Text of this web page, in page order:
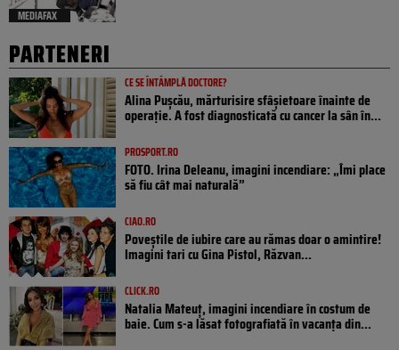
MEDIAFAX
PARTENERI
CE SE ÎNTÂMPLĂ DOCTORE?
Alina Pușcău, mărturisire sfâșietoare înainte de
operație. A fost diagnosticată cu cancer la sân în...
PROSPORT.RO
FOTO. Irina Deleanu, imagini incendiare: „Îmi place
să fiu cât mai naturală”
CIAO.RO
Poveştile de iubire care au rămas doar o amintire!
Imagini tari cu Gina Pistol, Răzvan...
CLICK.RO
Natalia Mateuț, imagini incendiare în costum de
baie. Cum s-a lăsat fotografiată în vacanța din...